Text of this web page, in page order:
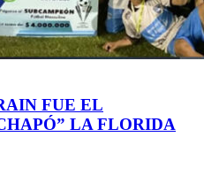
FUE EL
LA FLORIDA